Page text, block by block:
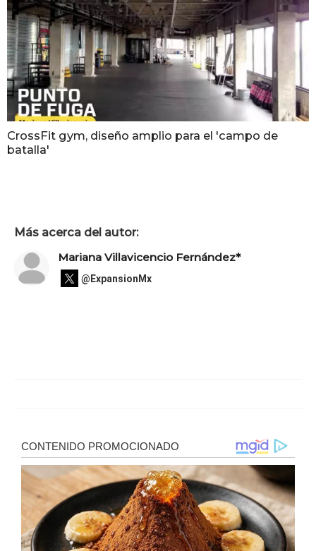
CrossFit gym, diseño amplio para el 'campo de
batalla'
Más acerca del autor:
Mariana Villavicencio Fernández*
@ExpansionMx